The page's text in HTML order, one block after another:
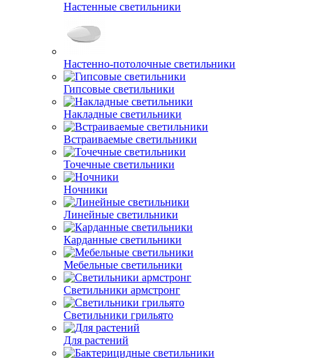
Настенные светильники
Настенно-потолочные светильники
Гипсовые светильники
Накладные светильники
Встраиваемые светильники
Точечные светильники
Ночники
Линейные светильники
Карданные светильники
Мебельные светильники
Светильники армстронг
Светильники грильято
Для растений